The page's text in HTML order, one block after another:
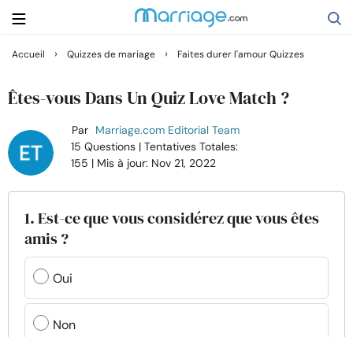
Se marier
Famille
Aide
Cours
Accueil › Quizzes de mariage › Faites durer l'amour Quizzes
Êtes-vous Dans Un Quiz Love Match ?
Par Marriage.com Editorial Team
15 Questions | Tentatives Totales:
155 | Mis à jour: Nov 21, 2022
1. Est-ce que vous considérez que vous êtes
amis ?
Oui
Non